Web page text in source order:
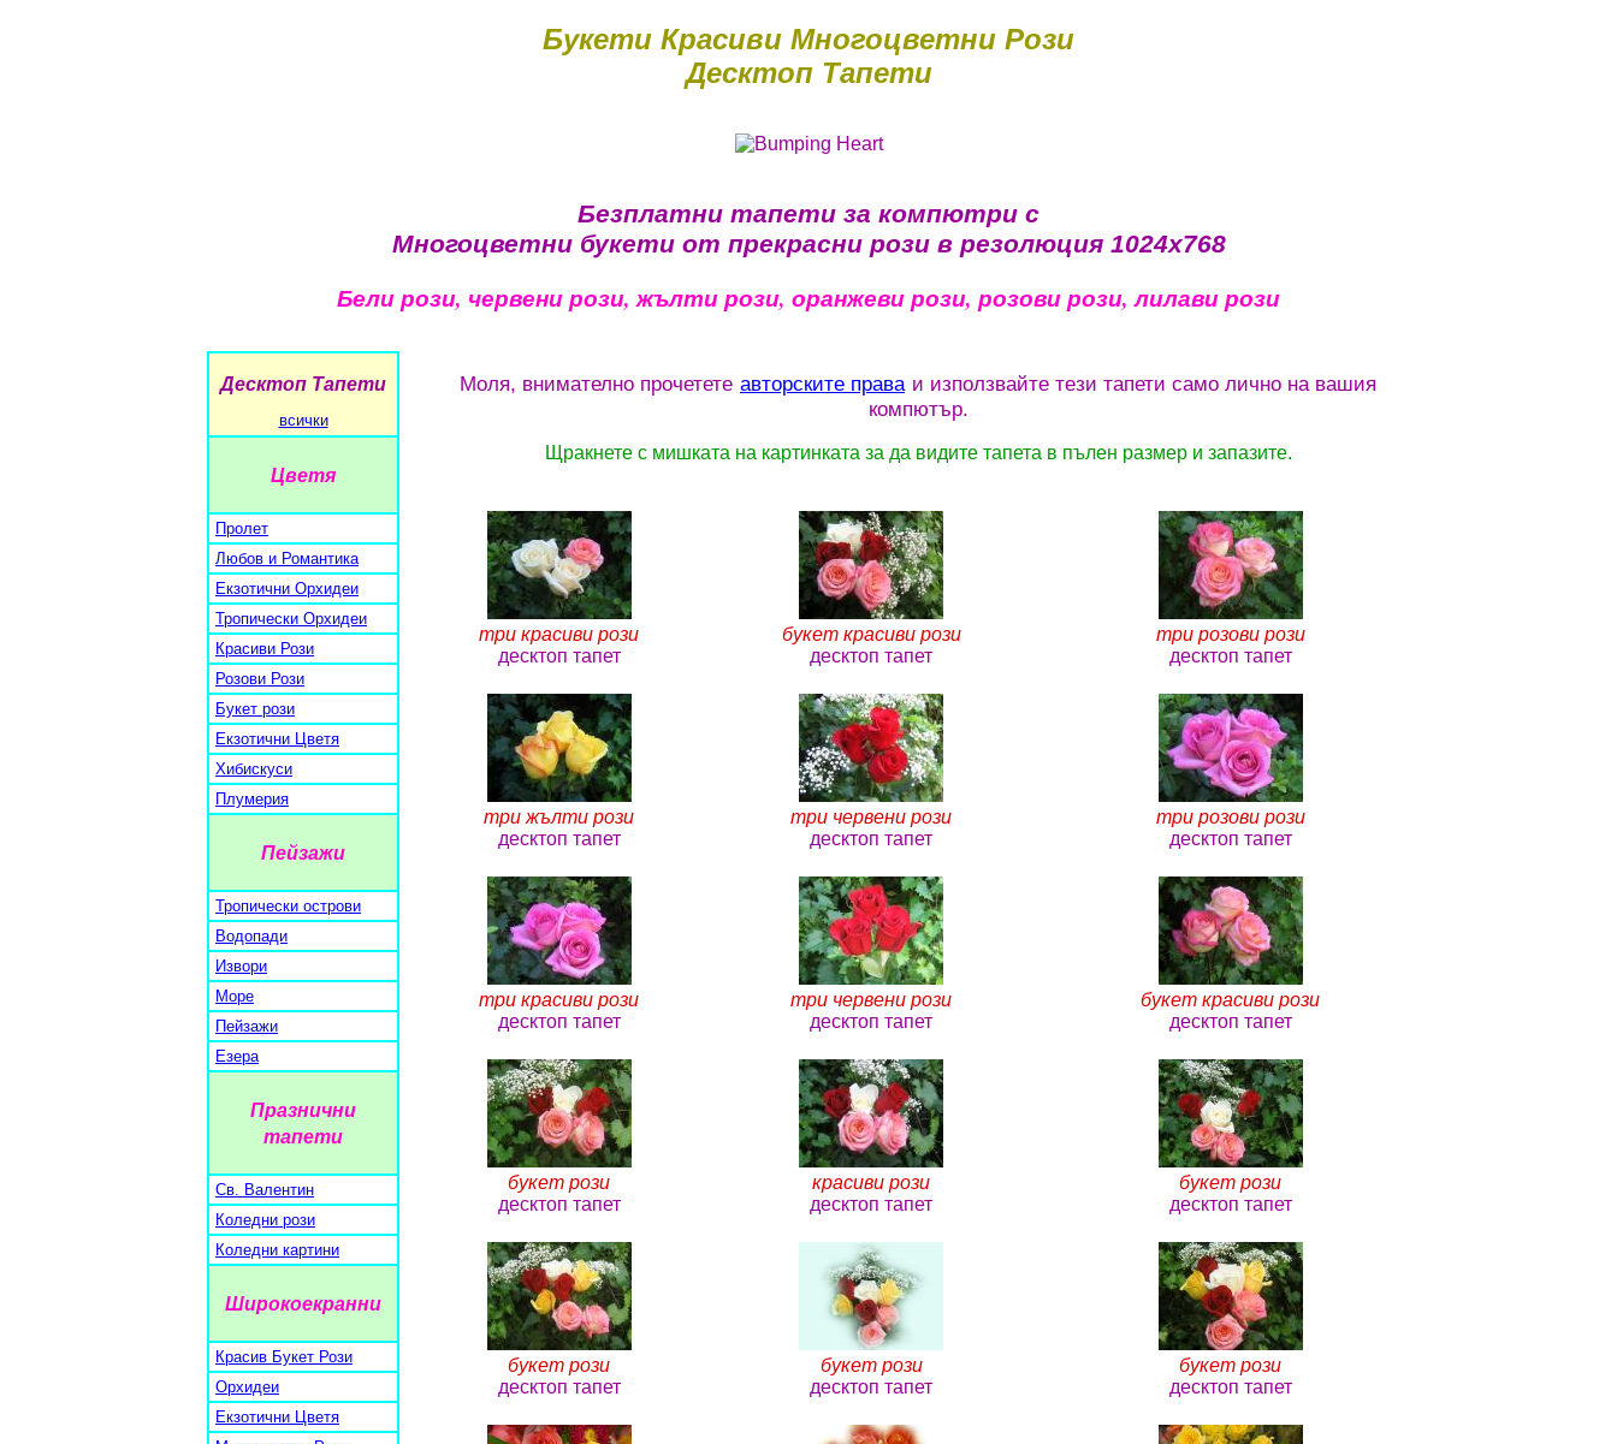
Букети Красиви Многоцветни Рози
Десктоп Тапети
Безплатни тапети за компютри с
Многоцветни букети от прекрасни рози в резолюция 1024x768
Бели рози, червени рози, жълти рози, оранжеви рози, розови рози, лилави рози
Десктоп Тапети
всички
Цветя
Пролет
Любов и Романтика
Екзотични Орхидеи
Тропически Орхидеи
Красиви Рози
Розови Рози
Букет рози
Екзотични Цветя
Хибискуси
Плумерия
Пейзажи
Тропически острови
Водопади
Извори
Море
Пейзажи
Езера
Празнични
тапети
Св. Валентин
Коледни рози
Коледни картини
Широкоекранни
Красив Букет Рози
Орхидеи
Екзотични Цветя
Моля, внимателно прочетете авторските права и използвайте тези тапети само лично на вашия
компютър.
Щракнете с мишката на картинката за да видите тапета в пълен размер и запазите.
три красиви рози
десктоп тапет
букет красиви рози
десктоп тапет
три розови рози
десктоп тапет
три жълти рози
десктоп тапет
три червени рози
десктоп тапет
три розови рози
десктоп тапет
три красиви рози
десктоп тапет
три червени рози
десктоп тапет
букет красиви рози
десктоп тапет
букет рози
десктоп тапет
красиви рози
десктоп тапет
букет рози
десктоп тапет
букет рози
десктоп тапет
букет рози
десктоп тапет
букет рози
десктоп тапет